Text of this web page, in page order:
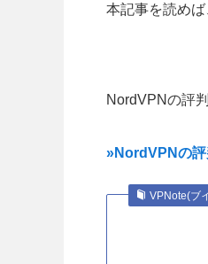
本記事を読めば
NordVPNの評
»NordVPNの
VPNote(ブ